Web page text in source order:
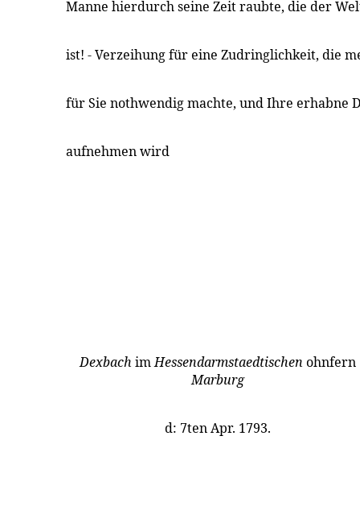
Manne hierdurch seine Zeit raubte, die der
ist! - Verzeihung für eine Zudringlichkeit, die
für Sie nothwendig machte, und Ihre erhabne
aufnehmen wird
Dexbach imHessendarmstaedtischen ohnfern
Marburg
d: 7ten Apr. 1793.